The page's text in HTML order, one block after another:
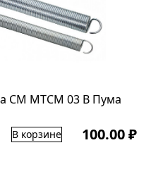
СМ МТСМ 03 В Пума
В корзине 100.00 ₽